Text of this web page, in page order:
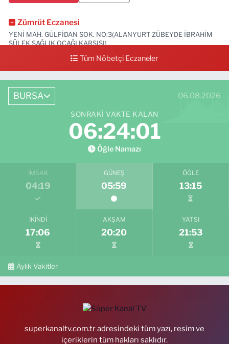
Zümrüt Eczanesi
YENİ MAH. GÜLFİDAN SOK. NO:3(ALANYURT ZÜBEYDE İBRAHİM
SÜLEK SAĞLIK OCAĞI KARŞISI)
0 (531) 239 44 04 Yol Tarifi Al
Tüm Nöbetçi Eczaneler
BURSA 06.08.2026
SONRAKI VAKTE KALAN
06:23:59
Öğle Namazı
İMSAK
04:19
GÜNEŞ
05:59
ÖĞLE
13:15
İKINDI
17:06
AKŞAM
20:20
YATSI
21:53
Aylık Vakitler
superkanaltv.com.tr adresindeki tüm yazı, resim ve
içeriklerin tüm hakları saklıdır.